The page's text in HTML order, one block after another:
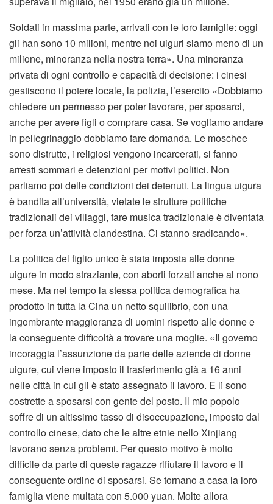
Soldati in massima parte, arrivati con le loro famiglie: oggi
gli han sono 10 milioni, mentre noi uiguri siamo meno di un
milione, minoranza nella nostra terra». Una minoranza
privata di ogni controllo e capacità di decisione: i cinesi
gestiscono il potere locale, la polizia, l’esercito «Dobbiamo
chiedere un permesso per poter lavorare, per sposarci,
anche per avere figli o comprare casa. Se vogliamo andare
in pellegrinaggio dobbiamo fare domanda. Le moschee
sono distrutte, i religiosi vengono incarcerati, si fanno
arresti sommari e detenzioni per motivi politici. Non
parliamo poi delle condizioni dei detenuti. La lingua uigura
è bandita all’università, vietate le strutture politiche
tradizionali dei villaggi, fare musica tradizionale è diventata
per forza un’attività clandestina. Ci stanno sradicando».
La politica del figlio unico è stata imposta alle donne
uigure in modo straziante, con aborti forzati anche al nono
mese. Ma nel tempo la stessa politica demografica ha
prodotto in tutta la Cina un netto squilibrio, con una
ingombrante maggioranza di uomini rispetto alle donne e
la conseguente difficoltà a trovare una moglie. «Il governo
incoraggia l’assunzione da parte delle aziende di donne
uigure, cui viene imposto il trasferimento già a 16 anni
nelle città in cui gli è stato assegnato il lavoro. E lì sono
costrette a sposarsi con gente del posto. Il mio popolo
soffre di un altissimo tasso di disoccupazione, imposto dal
controllo cinese, dato che le altre etnie nello Xinjiang
lavorano senza problemi. Per questo motivo è molto
difficile da parte di queste ragazze rifiutare il lavoro e il
conseguente ordine di sposarsi. Se tornano a casa la loro
famiglia viene multata con 5.000 yuan. Molte allora